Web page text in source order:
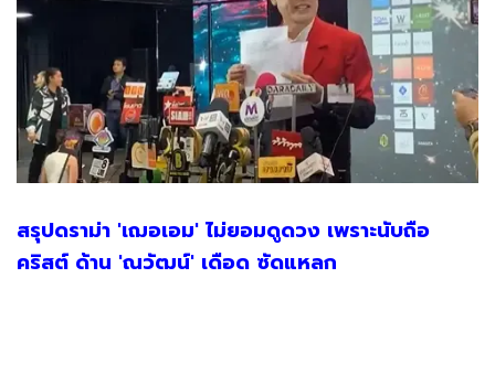
สรุปดราม่า 'เฌอเอม' ไม่ยอมดูดวง เพราะนับถือ
คริสต์ ด้าน 'ณวัฒน์' เดือด ซัดแหลก